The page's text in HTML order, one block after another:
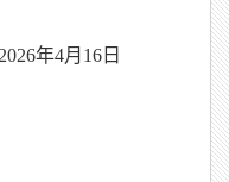
月16日